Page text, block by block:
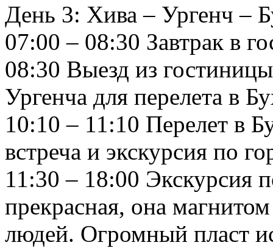
День 3: Хива – Ургенч –
07:00 – 08:30 Завтрак в
08:30 Выезд из
Ургенча для перелета в
10:10 – 11:10 Перелет в
встреча и экскурсия по
11:30 – 18:00 Экскурсия
прекрасная, она
людей. Огромный пласт